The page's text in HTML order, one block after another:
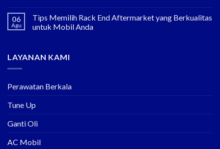
06
Agu
Tips Memilih Rack End Aftermarket yang Berkualitas
untuk Mobil Anda
LAYANAN KAMI
Perawatan Berkala
Tune Up
Ganti Oli
AC Mobil